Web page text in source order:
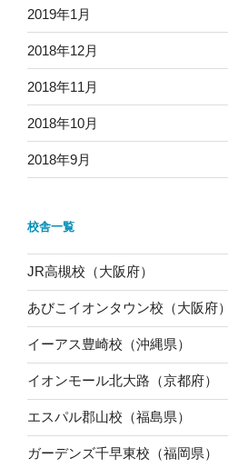
2019年1月
2018年12月
2018年11月
2018年10月
2018年9月
校舎一覧
JR高槻校（大阪府）
あびこイオンタウン校（大阪府）
イーアス豊崎校（沖縄県）
イオンモール北大路（京都府）
エスパル郡山校（福島県）
ガーデンズ千早東校（福岡県）